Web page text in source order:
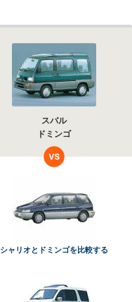
スバル
ドミンゴ
シャリオとドミンゴを比較する